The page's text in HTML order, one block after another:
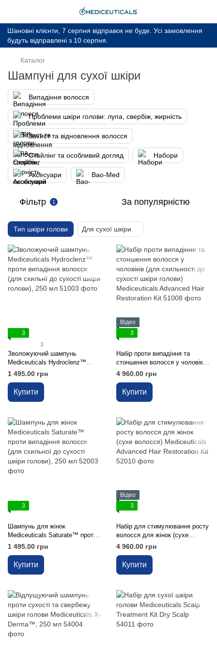
Шановні клієнти, 7 серпня відправок не буде. Усі замовлення
будуть відправлені з 10 серпня.
Каталог
Шампуні для сухої шкіри
Випадіння волосся
Проблеми шкіри голови: лупа, свербіж, жирність
Захист та відновлення волосся
Стайлінг та особливий догляд Набори
Аксесуари Bao-Med
Фільтр 1 За популярністю
Тип шкіри голови Для сухої шкіри
3
3
Зволожуючий шампунь
Mediceuticals Hydroclenz™
проти випадіння волосся (для
схильнї до сухості шкіри
голови), 250 мл
1 495.00 грн
Купити
Відео
3
Набір проти випадіння та
стоншення волосся у чоловіків
(для схильності до сухості
шкіри голови) Mediceuticals
Advanced Hair Restoration Kit
4 960.00 грн
Купити
3
Шампунь для жінок
Mediceuticals Saturate™ проти
випадіння волосся (для
схильної до сухості шкіри
голови), 250 мл
1 495.00 грн
Купити
Відео
3
Набір для стимулювання росту
волосся для жінок (сухе
волосся) Mediceuticals
Advanced Hair Restoration Kit
4 960.00 грн
Купити